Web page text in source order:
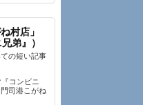
村店」
弟』）
の短い記事
コンビニ
司港こがね